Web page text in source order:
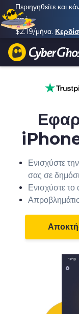
Περιηγηθείτε και
από
$2.19/μήνα.
Ενισχύστε
σας σε
Ενισχύστε